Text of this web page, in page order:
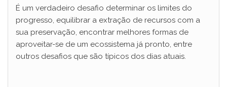
É um verdadeiro desafio determinar os limites do
progresso, equilibrar a extração de recursos com a
sua preservação, encontrar melhores formas de
aproveitar-se de um ecossistema já pronto, entre
outros desafios que são típicos dos dias atuais.